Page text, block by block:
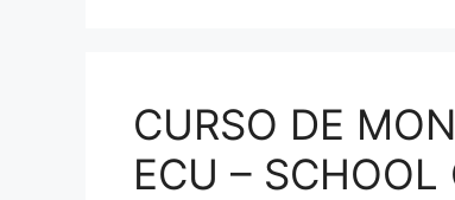
CURSO DE
ECU – SCHOOL